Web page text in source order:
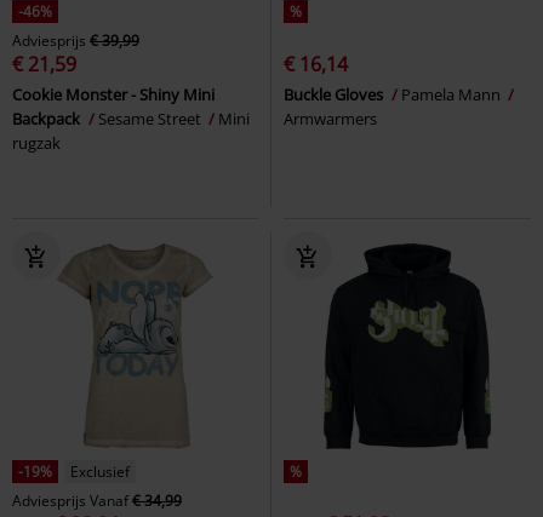
-46%
Adviesprijs € 39,99
€ 21,59
Cookie Monster - Shiny Mini
Backpack
Sesame Street
Mini
rugzak
%
€ 16,14
Buckle Gloves
Pamela Mann
Armwarmers
-19%
Exclusief
Adviesprijs Vanaf€ 34,99
%